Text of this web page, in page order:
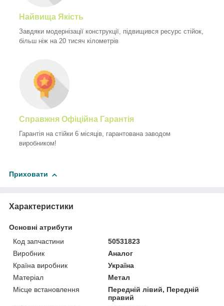
Найвища Якість
Завдяки модернізації конструкції, підвищився ресурс стійок,
більш ніж на 20 тисяч кілометрів
Справжня Офіційна Гарантія
Гарантія на стійки 6 місяців, гарантована заводом
виробником!
Приховати
Характеристики
Основні атрибути
Код запчастини
50531823
Виробник
Аналог
Країна виробник
Україна
Матеріал
Метал
Місце встановлення
Передній лівий, Передній
правий